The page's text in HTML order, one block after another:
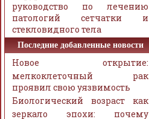
руководство по лечению
патологий сетчатки и
стекловидного тела
Последние добавленные новости
Новое открытие:
мелкоклеточный рак
проявил свою уязвимость
Биологический возраст как
зеркало эпохи: почему